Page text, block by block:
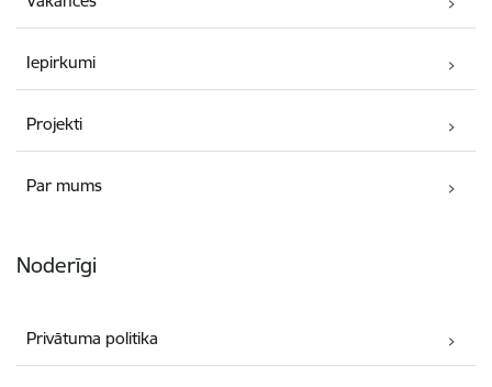
Iepirkumi
Projekti
Par mums
Noderīgi
Privātuma politika